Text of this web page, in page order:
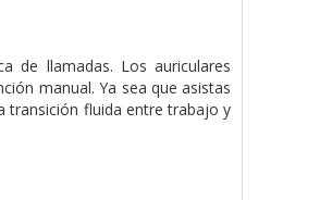
de llamadas. Los auriculares
manual. Ya sea que asistas
transición fluida entre trabajo y